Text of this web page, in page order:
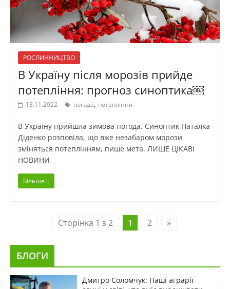
РОСЛИННИЦТВО
В Україну після морозів прийде
потепління: прогноз синоптика￼
18.11.2022 погода, потепління
В Україну прийшла зимова погода. Синоптик Наталка
Діденко розповіла, що вже незабаром морози
зміняться потеплінням, пише мета. ЛИШЕ ЦІКАВІ
НОВИНИ
Більше...
Сторінка 1 з 2 1 2 »
БЛОГИ
Дмитро Соломчук: Наші аграрії